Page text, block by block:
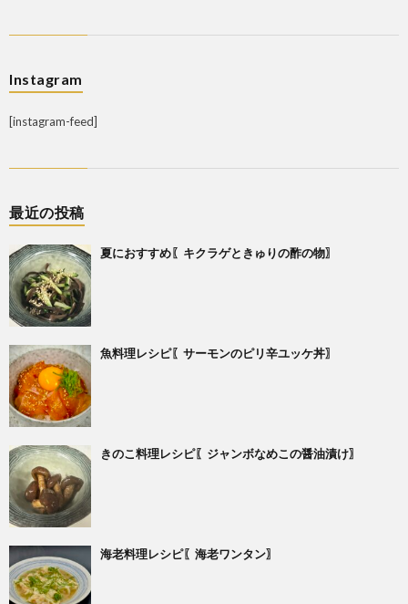
Instagram
[instagram-feed]
最近の投稿
夏におすすめ〖キクラゲときゅりの酢の物〗
魚料理レシピ〖サーモンのピリ辛ユッケ丼〗
きのこ料理レシピ〖ジャンボなめこの醤油漬け〗
海老料理レシピ〖海老ワンタン〗